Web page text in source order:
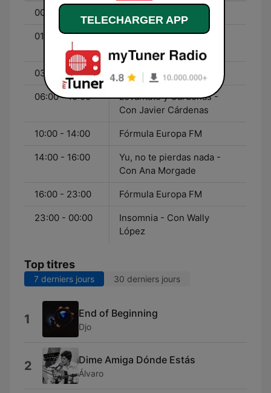
00:00 - 01:00
01:00 - 03:00
Insomnia - Con Wally
López
03:00 - 06:00 Fórmula Europa FM
06:00 - 10:00
Levántate y Cárdenas -
Con Javier Cárdenas
10:00 - 14:00 Fórmula Europa FM
14:00 - 16:00
Yu, no te pierdas nada -
Con Ana Morgade
16:00 - 23:00 Fórmula Europa FM
23:00 - 00:00
Insomnia - Con Wally
López
Top titres
7 derniers jours 30 derniers jours
1 End of Beginning
Djo
2 Dime Amiga Dónde Estás
Álvaro
TELECHARGER APP